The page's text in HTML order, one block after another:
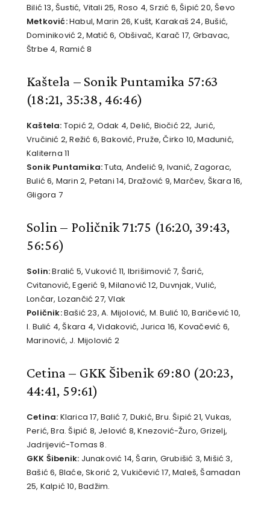
Bilić 13, Šustić, Vitali 25, Roso 4, Srzić 6, Šipić 20, Ševo
Metković:Habul, Marin 26, Kušt, Karakaš 24, Bušić,
Dominiković 2, Matić 6, Obšivač, Karač 17, Grbavac,
Štrbe 4, Ramić 8
Kaštela – Sonik Puntamika 57:63
(18:21, 35:38, 46:46)
Kaštela: Topić 2, Odak 4, Delić, Biočić 22, Jurić,
Vručinić 2, Režić 6, Baković, Pruže, Čirko 10, Madunić,
Kaliterna 11
Sonik Puntamika:Tuta, Anđelić 9, Ivanić, Zagorac,
Bulić 6, Marin 2, Petani 14, Dražović 9, Marčev, Škara 16,
Gligora 7
Solin – Poličnik 71:75 (16:20, 39:43,
56:56)
Solin:Bralić 5, Vuković 11, Ibrišimović 7, Šarić,
Cvitanović, Egerić 9, Milanović 12, Duvnjak, Vulić,
Lončar, Lozančić 27, Vlak
Poličnik:Bašić 23, A. Mijolović, M. Bulić 10, Baričević 10,
I. Bulić 4, Škara 4, Vidaković, Jurica 16, Kovačević 6,
Marinović, J. Mijolović 2
Cetina – GKK Šibenik 69:80 (20:23,
44:41, 59:61)
Cetina: Klarica 17, Balić 7, Dukić, Bru. Šipić 21, Vukas,
Perić, Bra. Šipić 8, Jelović 8, Knezović-Žuro, Grizelj,
Jadrijević-Tomas 8.
GKK Šibenik: Junaković 14, Šarin, Grubišić 3, Mišić 3,
Bašić 6, Blaće, Skorić 2, Vukičević 17, Maleš, Šamadan
25, Kalpić 10, Badžim.